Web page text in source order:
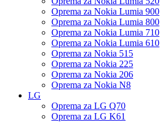
Oprema za Nokia Lumia 900
Oprema za Nokia Lumia 800
Oprema za Nokia Lumia 710
Oprema za Nokia Lumia 610
Oprema za Nokia 515
Oprema za Nokia 225
Oprema za Nokia 206
Oprema za Nokia N8
LG
Oprema za LG Q70
Oprema za LG K61